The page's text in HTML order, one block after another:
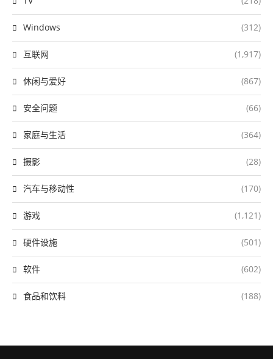
Windows (312)
互联网 (1,917)
休闲与爱好 (867)
安全问题 (66)
家庭与生活 (364)
摄影 (28)
汽车与移动性 (170)
游戏 (1,121)
硬件设施 (501)
软件 (602)
食品和饮料 (188)